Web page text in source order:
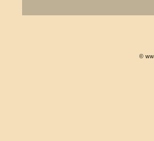
©